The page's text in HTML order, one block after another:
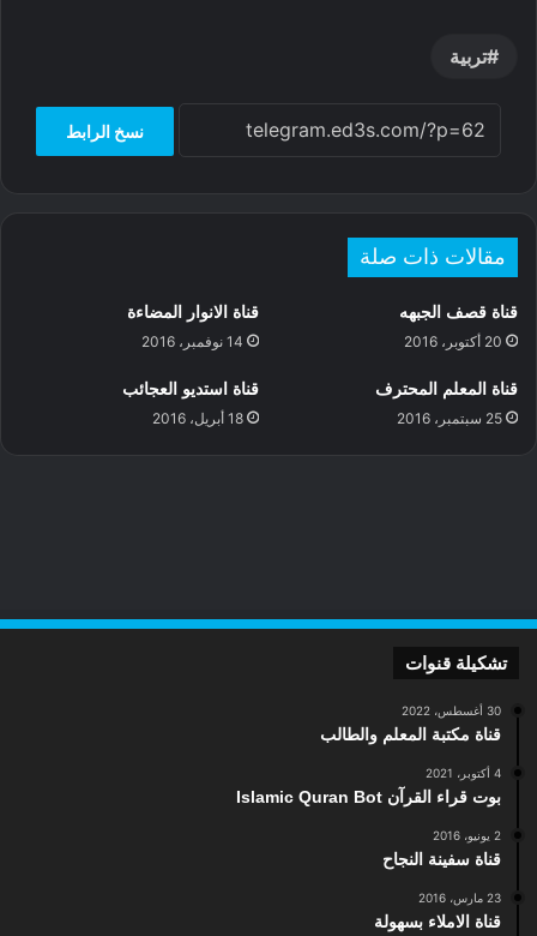
تربية
نسخ الرابط
مقالات ذات صلة
قناة قصف الجبهه
20 أكتوبر، 2016
قناة الانوار المضاءة
14 نوفمبر، 2016
قناة المعلم المحترف
25 سبتمبر، 2016
قناة استديو العجائب
18 أبريل، 2016
تشكيلة قنوات
30 أغسطس، 2022
قناة مكتبة المعلم والطالب
4 أكتوبر، 2021
بوت قراء القرآن Islamic Quran Bot
2 يونيو، 2016
قناة سفينة النجاح
23 مارس، 2016
قناة الاملاء بسهولة